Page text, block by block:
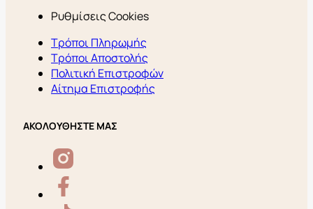
Ρυθμίσεις Cookies
Τρόποι Πληρωμής
Τρόποι Αποστολής
Πολιτική Επιστροφών
Αίτημα Επιστροφής
ΑΚΟΛΟΥΘΗΣΤΕ ΜΑΣ